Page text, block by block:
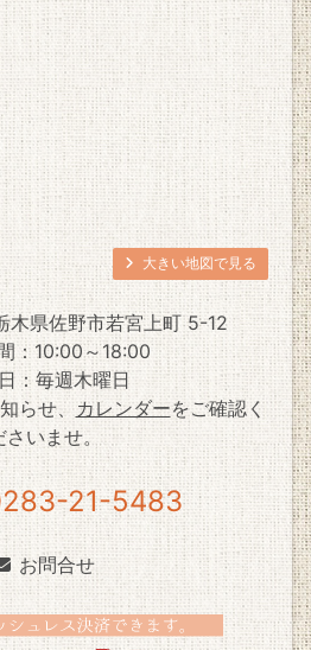
大きい地図で見る
木県佐野市若宮上町 5-12
：10:00～18:00
：毎週木曜日
らせ、 カレンダーをご確認く
さいませ。
21-5483
お問合せ